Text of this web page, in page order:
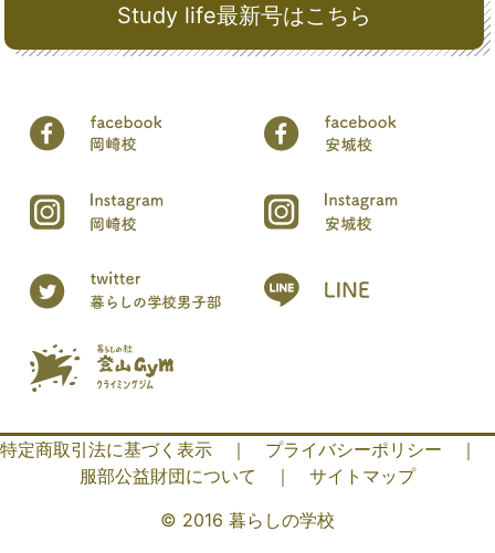
Study life最新号はこちら
特定商取引法に基づく表示 ｜ プライバシーポリシー
｜
服部公益財団について
｜
サイトマップ
© 2016 暮らしの学校